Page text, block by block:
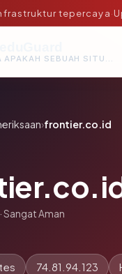
tepercaya·
PERIKSA APAKAH SEBUAH SITUS AMAN, TEPERCAYA, DAN TERVERIFIKASI DALAM HITUNGAN DETIK.
›frontier.co.id
Sangat Aman
74.81.94.123